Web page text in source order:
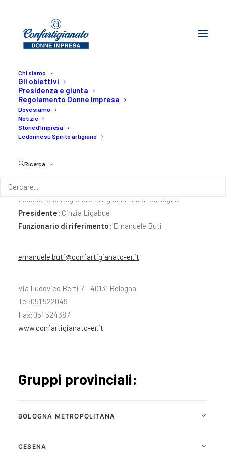
Chi siamo
Gli obiettivi
Presidenza e giunta
Regolamento Donne Impresa
Dove siamo
Notizie
Storie d’Impresa
Le donne su Spirito artigiano
Ricerca
Emilia Romagna
Home
Federazione Regionale Artigiani Emilia Romagna
Presidente: Cinzia Ligabue
Funzionario di riferimento: Emanuele Buti
emanuele.buti@confartigianato-er.it
Via Ludovico Berti 7 – 40131 Bologna
Tel:051 522049
Fax:051 524387
www.confartigianato-er.it
Gruppi provinciali:
BOLOGNA METROPOLITANA
CESENA